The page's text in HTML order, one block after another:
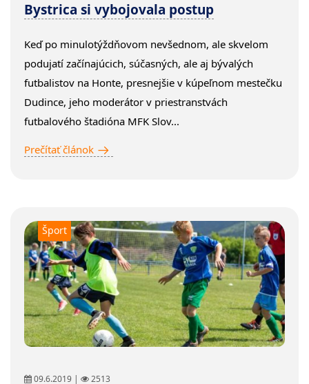
Bystrica si vybojovala postup
Keď po minulotýždňovom nevšednom, ale skvelom
podujatí začínajúcich, súčasných, ale aj bývalých
futbalistov na Honte, presnejšie v kúpeľnom mestečku
Dudince, jeho moderátor v priestranstvách
futbalového štadióna MFK Slov...
Prečítať článok
Šport
09.6.2019 | 2513